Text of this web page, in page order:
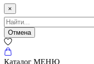
×
Отмена
Каталог МЕНЮ